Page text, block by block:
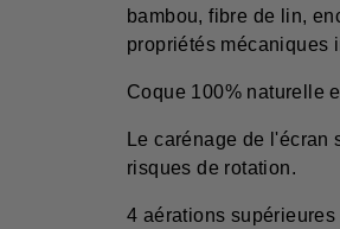
bambou, fibre de lin,
propriétés mécaniques
Coque 100% naturelle
Le carénage de l'écran
risques de rotation.
4 aérations